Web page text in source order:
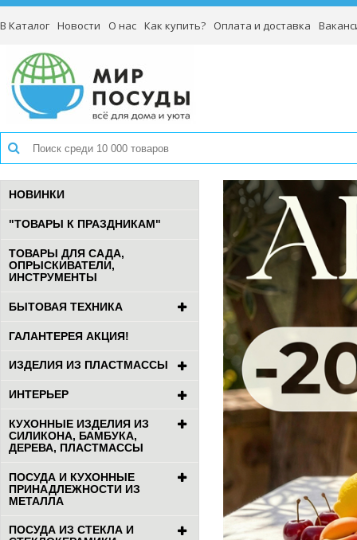
В Каталог Новости О нас Как купить? Оплата и доставка
НОВИНКИ
"ТОВАРЫ К ПРАЗДНИКАМ"
ТОВАРЫ ДЛЯ САДА,
ОПРЫСКИВАТЕЛИ,
ИНСТРУМЕНТЫ
БЫТОВАЯ ТЕХНИКА
ГАЛАНТЕРЕЯ АКЦИЯ!
ИЗДЕЛИЯ ИЗ ПЛАСТМАССЫ
ИНТЕРЬЕР
КУХОННЫЕ ИЗДЕЛИЯ ИЗ
СИЛИКОНА, БАМБУКА,
ДЕРЕВА, ПЛАСТМАССЫ
ПОСУДА И КУХОННЫЕ
ПРИНАДЛЕЖНОСТИ ИЗ
МЕТАЛЛА
ПОСУДА ИЗ СТЕКЛА И